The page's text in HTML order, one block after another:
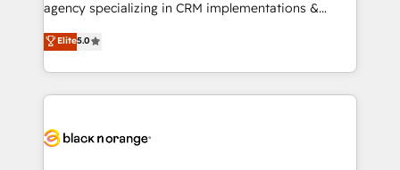
Book Process & Guidelines utilisateurs 🎓
Formations des utilisateurs
agency specializing in CRM implementations &
migrations, Revenue Operations, Custom
Integrations, Custom AI agents and AI-ready Website
Design With over 15 years of experience, we help
companies bridge the gap between marketing, sales,
data hygiene, and tailored HubSpot solutions. Our
Elite5.0